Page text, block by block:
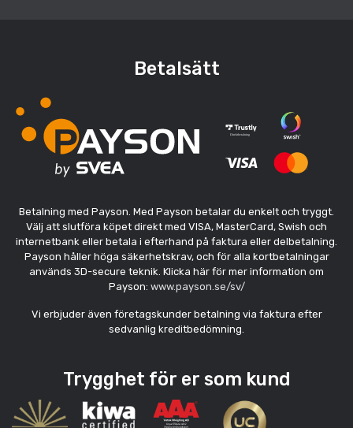
Betalsätt
Betalning med Payson. Med Payson betalar du enkelt och tryggt.
Välj att slutföra köpet direkt med VISA, MasterCard, Swish och
internetbank eller betala i efterhand på faktura eller delbetalning.
Payson håller höga säkerhetskrav, och för alla kortbetalningar
används 3D-secure teknik. Klicka här för mer information om
Payson: www.payson.se/sv/
Vi erbjuder även företagskunder betalning via faktura efter
sedvanlig kreditbedömning.
Trygghet för er som kund